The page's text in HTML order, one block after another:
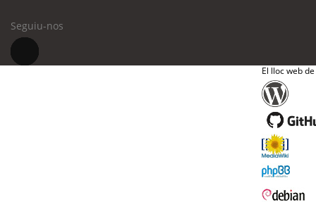
Seguiu-nos
El lloc web